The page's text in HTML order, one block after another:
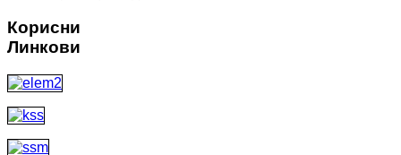
Корисни
Линкови